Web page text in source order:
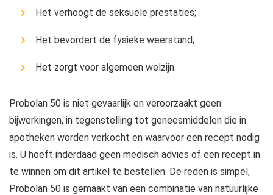
Het verhoogt de seksuele prestaties;
Het bevordert de fysieke weerstand;
Het zorgt voor algemeen welzijn.
Probolan 50 is niet gevaarlijk en veroorzaakt geen
bijwerkingen, in tegenstelling tot geneesmiddelen die in
apotheken worden verkocht en waarvoor een recept nodig
is. U hoeft inderdaad geen medisch advies of een recept in
te winnen om dit artikel te bestellen. De reden is simpel,
Probolan 50 is gemaakt van een combinatie van natuurlijke